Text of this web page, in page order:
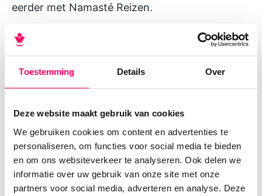
Toestemming Details Over
Deze website maakt gebruik van cookies
We gebruiken cookies om content en advertenties te
personaliseren, om functies voor social media te bieden
en om ons websiteverkeer te analyseren. Ook delen we
informatie over uw gebruik van onze site met onze
partners voor social media, adverteren en analyse. Deze
eerder met Namasté Reizen.
Incredible India, ontdek Rajasthan in
stijl!